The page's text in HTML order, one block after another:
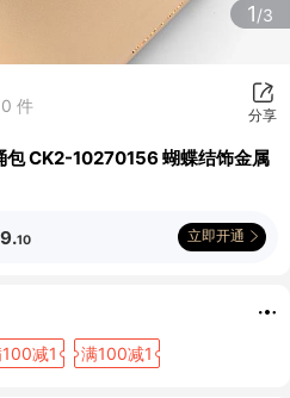
1/3
件 分享
包 CK2-10270156 蝴蝶结饰金属
10 立即开通
减1 满100减1